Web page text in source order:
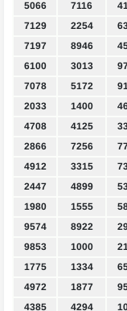
5066
7116
7129
2254
7197
8946
6100
3013
7078
5172
2033
1400
4708
4125
2866
7256
4912
3315
2447
4899
1980
1555
9574
8922
9853
1000
1775
1334
4972
1877
4385
4294